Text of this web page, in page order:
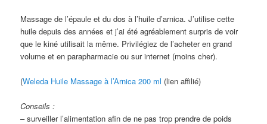
Massage de l’épaule et du dos à l’huile d’arnica. J’utilise cette
huile depuis des années et j’ai été agréablement surpris de voir
que le kiné utilisait la même. Privilégiez de l’acheter en grand
volume et en parapharmacie ou sur internet (moins cher).
(Weleda Huile Massage à l’Arnica 200 ml (lien affilié)
Conseils :
– surveiller l’alimentation afin de ne pas trop prendre de poids